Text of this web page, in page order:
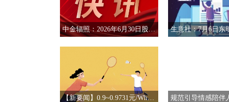
中金辐照：2026年6月30日股东人数为14,296人
【新要闻】0.9~0.9731元/Wh！广西300MW/600MWh独立储能项目中标候选人公示！